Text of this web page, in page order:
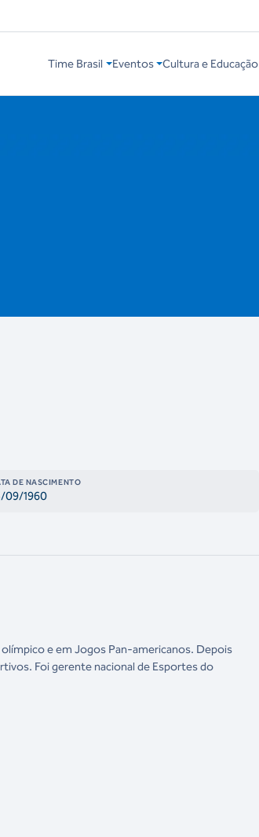
Time Brasil Eventos Cultura e Educação
DE NASCIMENTO
09/1960
e em Jogos Pan-americanos. Depois
Foi gerente nacional de Esportes do